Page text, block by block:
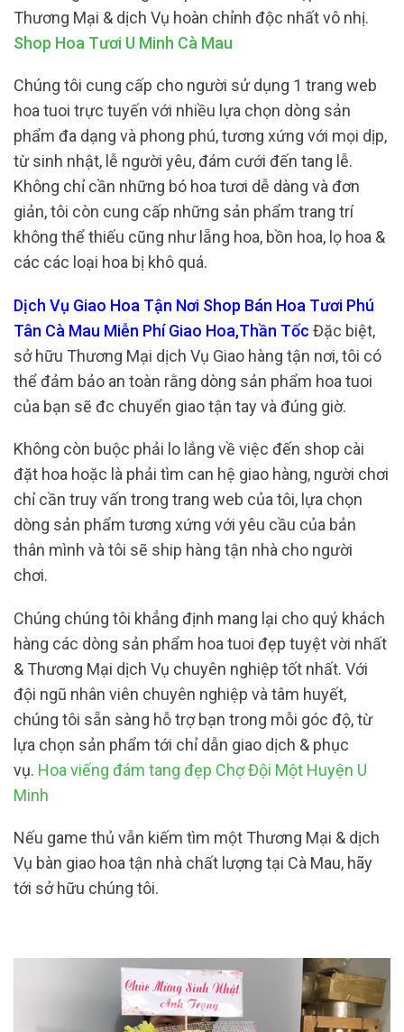
Thương Mại & dịch Vụ hoàn chỉnh độc nhất vô nhị.
Shop Hoa Tươi U Minh Cà Mau
Chúng tôi cung cấp cho người sử dụng 1 trang web
hoa tuoi trực tuyến với nhiều lựa chọn dòng sản
phẩm đa dạng và phong phú, tương xứng với mọi dịp,
từ sinh nhật, lễ người yêu, đám cưới đến tang lễ.
Không chỉ cần những bó hoa tươi dễ dàng và đơn
giản, tôi còn cung cấp những sản phẩm trang trí
không thể thiếu cũng như lẵng hoa, bồn hoa, lọ hoa &
các các loại hoa bị khô quá.
Dịch Vụ Giao Hoa Tận Nơi Shop Bán Hoa Tươi Phú
Tân Cà Mau Miễn Phí Giao Hoa,Thần Tốc Đặc biệt,
sở hữu Thương Mại dịch Vụ Giao hàng tận nơi, tôi có
thể đảm bảo an toàn rằng dòng sản phẩm hoa tuoi
của bạn sẽ đc chuyển giao tận tay và đúng giờ.
Không còn buộc phải lo lắng về việc đến shop cài
đặt hoa hoặc là phải tìm can hệ giao hàng, người chơi
chỉ cần truy vấn trong trang web của tôi, lựa chọn
dòng sản phẩm tương xứng với yêu cầu của bản
thân mình và tôi sẽ ship hàng tận nhà cho người
chơi.
Chúng chúng tôi khẳng định mang lại cho quý khách
hàng các dòng sản phẩm hoa tuoi đẹp tuyệt vời nhất
& Thương Mại dịch Vụ chuyên nghiệp tốt nhất. Với
đội ngũ nhân viên chuyên nghiệp và tâm huyết,
chúng tôi sẵn sàng hỗ trợ bạn trong mỗi góc độ, từ
lựa chọn sản phẩm tới chỉ dẫn giao dịch & phục
vụ. Hoa viếng đám tang đẹp Chợ Đội Một Huyện U
Minh
Nếu game thủ vẫn kiếm tìm một Thương Mại & dịch
Vụ bàn giao hoa tận nhà chất lượng tại Cà Mau, hãy
tới sở hữu chúng tôi.